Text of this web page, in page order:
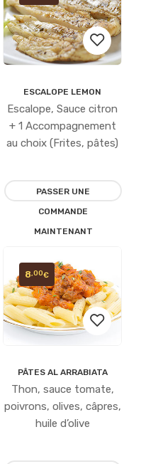
Ajouter
à la
liste
ESCALOPE LEMON
Escalope, Sauce citron
+ 1 Accompagnement
au choix (Frites, pâtes)
PASSER UNE
COMMANDE
MAINTENANT
Ajouter
à la
PÂTES AL ARRABIATA
Thon, sauce tomate,
poivrons, olives, câpres,
huile d’olive
8 ,00€